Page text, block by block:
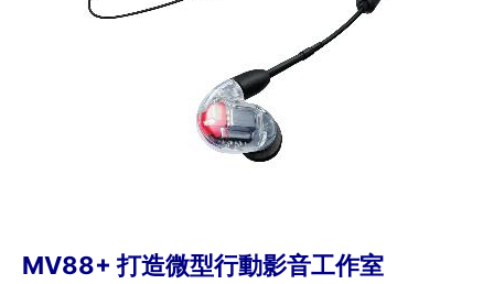
MV88+ 打造微型行動影音工作室